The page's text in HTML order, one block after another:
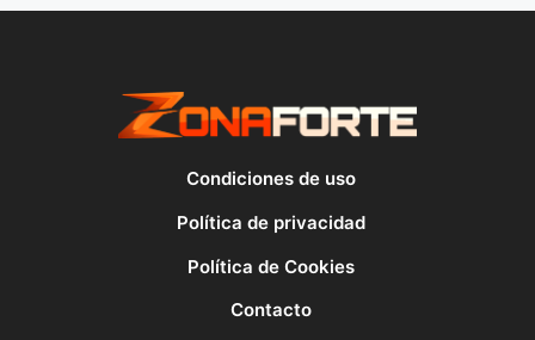
Condiciones de uso
Política de privacidad
Política de Cookies
Contacto